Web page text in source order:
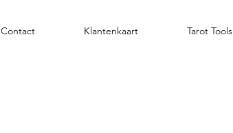
Contact Klantenkaart Tarot Tools